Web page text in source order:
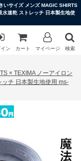
いサイズ メンズ MAGIC SHIRTS
速乾 ストレッチ 日本製生地使
ン カート マイページ 検索
× TEXIMA ノーアイロン
チ 日本製生地使用 ms-